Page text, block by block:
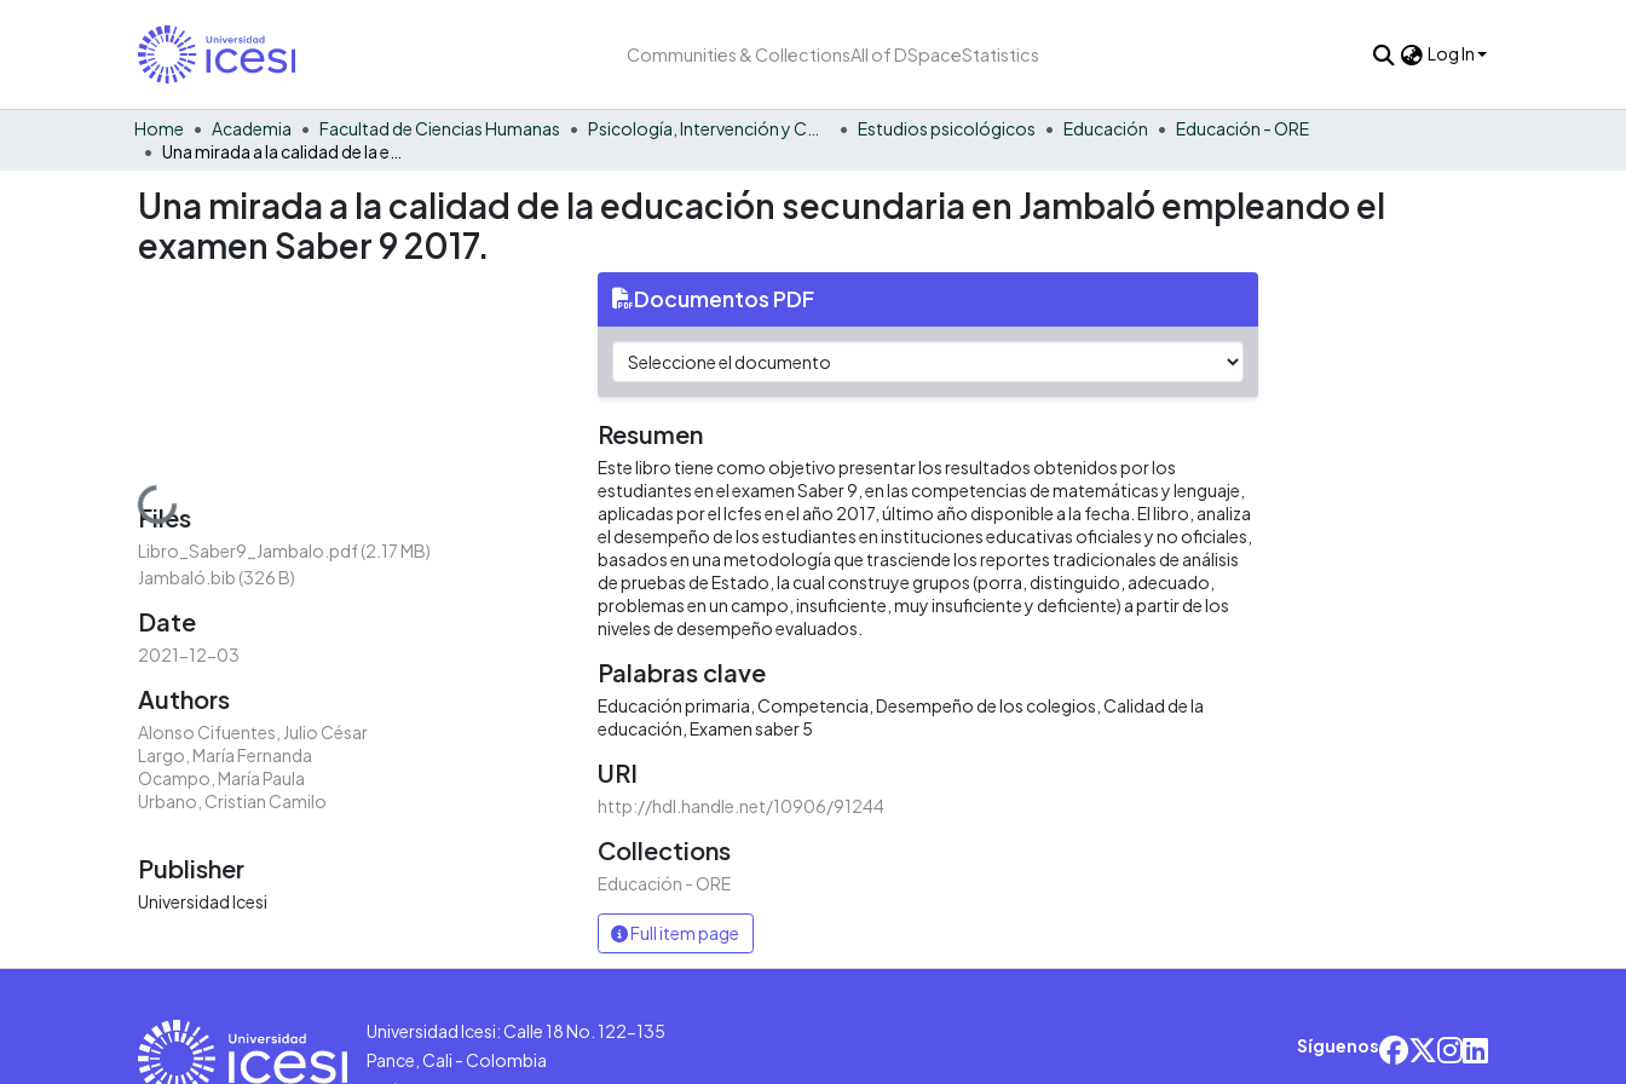
Communities & CollectionsAll of DSpaceStatistics Log In
Home Academia Facultad de Ciencias Humanas Estudios psicológicos Educación
Educación - ORE
Una mirada a la calidad de la educación secundaria en Jambaló empleando el
examen Saber 9 2017.
Loading...
Files
Libro_Saber9_Jambalo.pdf(2.17 MB)
Jambaló.bib (326 B)
Date
2021-12-03
Authors
Alonso Cifuentes, Julio César
Largo, María Fernanda
Ocampo, María Paula
Urbano, Cristian Camilo
Publisher
Universidad Icesi
Documentos PDF
Resumen
Este libro tiene como objetivo presentar los resultados obtenidos por los
estudiantes en el examen Saber 9, en las competencias de matemáticas y lenguaje,
aplicadas por el Icfes en el año 2017, último año disponible a la fecha. El libro, analiza
el desempeño de los estudiantes en instituciones educativas oficiales y no oficiales,
basados en una metodología que trasciende los reportes tradicionales de análisis
de pruebas de Estado, la cual construye grupos (porra, distinguido, adecuado,
problemas en un campo, insuficiente, muy insuficiente y deficiente) a partir de los
niveles de desempeño evaluados.
Palabras clave
Educación primaria Competencia Desempeño de los colegios Calidad de la
educación Examen saber 5
URI
http://hdl.handle.net/10906/91244
Collections
Educación - ORE
Full item page
Universidad Icesi: Calle 18 No. 122-135
Pance, Cali - Colombia
Síguenos